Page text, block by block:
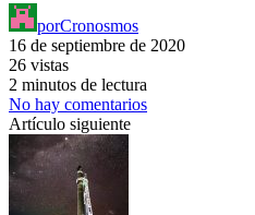
porCronosmos
16 de septiembre de 2020
26 vistas
2 minutos de lectura
No hay comentarios
Artículo siguiente